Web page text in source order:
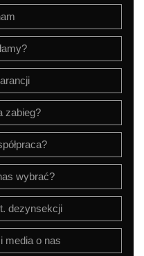
zabieg?
wybrać?
dezynsekcji
media o nas